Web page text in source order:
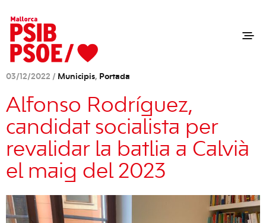
03/12/2022 / Municipis, Portada
Alfonso Rodríguez,
candidat socialista per
revalidar la batlia a Calvià
el maig del 2023